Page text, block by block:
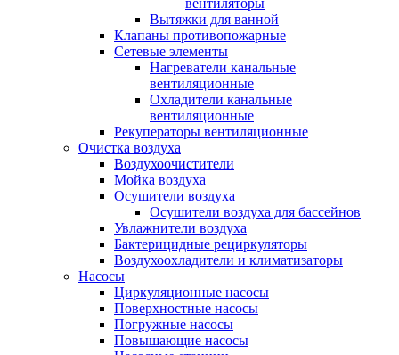
Вытяжки для ванной
Клапаны противопожарные
Сетевые элементы
Нагреватели канальные
вентиляционные
Охладители канальные
вентиляционные
Рекуператоры вентиляционные
Очистка воздуха
Воздухоочистители
Мойка воздуха
Осушители воздуха
Осушители воздуха для бассейнов
Увлажнители воздуха
Бактерицидные рециркуляторы
Воздухоохладители и климатизаторы
Насосы
Циркуляционные насосы
Поверхностные насосы
Погружные насосы
Повышающие насосы